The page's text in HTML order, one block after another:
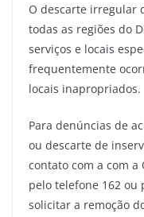
O descarte irregular
todas as regiões do
serviços e locais
frequentemente
locais inapropriados.
Para denúncias de
ou descarte de
contato com a com
pelo telefone 162 ou
solicitar a remoção